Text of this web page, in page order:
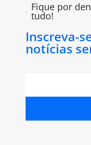
Fique por
tudo!
Inscreva-
notícias